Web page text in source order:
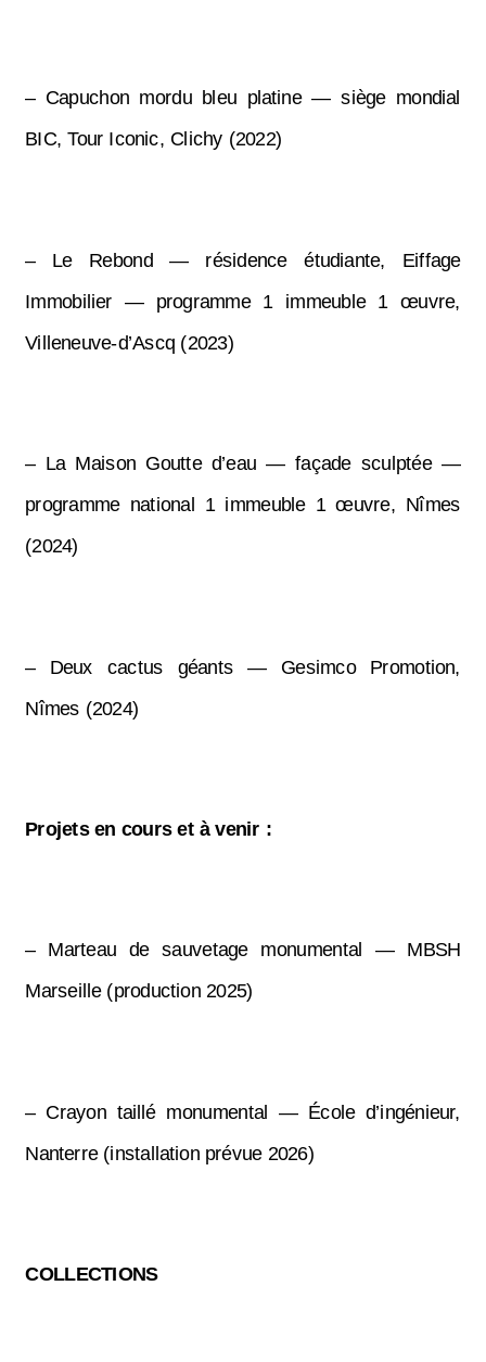
– Capuchon mordu bleu platine — siège mondial
BIC, Tour Iconic, Clichy (2022)
– Le Rebond — résidence étudiante, Eiffage
Immobilier — programme 1 immeuble 1 œuvre,
Villeneuve-d’Ascq (2023)
– La Maison Goutte d’eau — façade sculptée —
programme national 1 immeuble 1 œuvre, Nîmes
(2024)
– Deux cactus géants — Gesimco Promotion,
Nîmes (2024)
Projets en cours et à venir :
– Marteau de sauvetage monumental — MBSH
Marseille (production 2025)
– Crayon taillé monumental — École d’ingénieur,
Nanterre (installation prévue 2026)
COLLECTIONS